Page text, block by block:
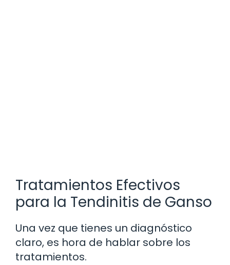
Tratamientos Efectivos
para la Tendinitis de Ganso
Una vez que tienes un diagnóstico
claro, es hora de hablar sobre los
tratamientos.